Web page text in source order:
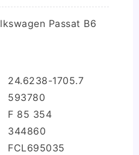
Passat B6
24.6238-1705.7
593780
F 85 354
344860
FCL695035